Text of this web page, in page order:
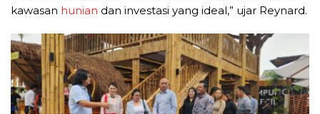
kawasan hunian dan investasi yang ideal,” ujar Reynard.